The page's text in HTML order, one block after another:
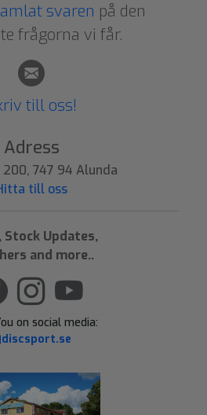
svaren på den
frågorna vi får.
till oss!
Adress
200, 747 94 Alunda
till oss
Stock Updates,
and more..
on social media: